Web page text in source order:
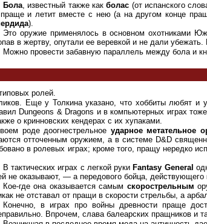
Бола, известный также какболас (от испанского
и летит вместе с нею (а на другом конце
).
Это оружие применялось в основном охотниками
в жертву, опутали ее веревкой и не дали
Можно провести забавную параллель между бола и
ролей.
Еще у Толкина указано, что хоббиты любят
Dungeons & Dragons и в компьютерных играх
о кринновских кендерах с их хупаками.
роде доогнестрельное ударное метательное
отточенным оружием, а в системе D&D
в ролевых играх; кроме того, пращу нередко
В тактических играх с легкой руки Fantasy General
не оказывают, — а передового бойца,
Кое-где она оказывается самым скорострельным
не отставал от пращи в скорости стрельбы, а
Конечно, в играх про войны древности праще
Впрочем, слава балеарских пращников и